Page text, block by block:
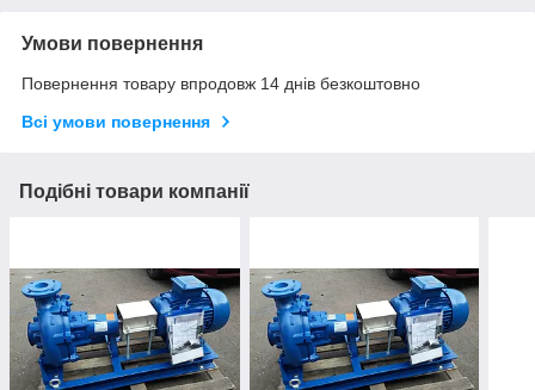
Умови повернення
Повернення товару впродовж 14 днів безкоштовно
Всі умови повернення
Подібні товари компанії